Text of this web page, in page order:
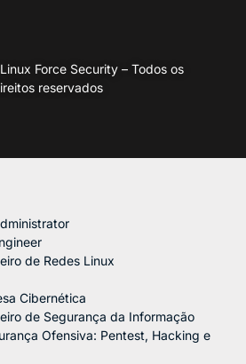
Force Security – Todos os
reservados
de Redes Linux
Cibernética
de Segurança da Informação
Ofensiva: Pentest, Hacking e